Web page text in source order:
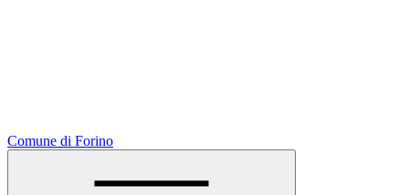
Comune di Forino